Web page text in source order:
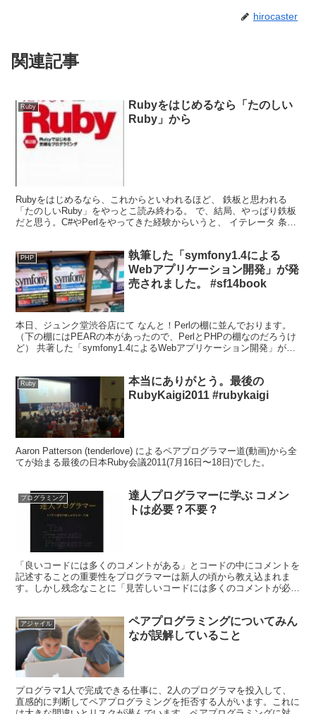
hirocaster
関連記事
Ruby
Rubyをはじめるなら「たのしい
Ruby」から
Rubyをはじめるなら、これからといわれるほど、 鉄板と思われる
「たのしいRuby」をやっとこ読み終わる。 で、結局、やっぱり鉄板
だと思う。C#やPerlをやってきた経験からいうと、 イテレータ 条件
PHP
執筆した「symfony1.4による
Webアプリケーション開発」が発
売されました。 #sf14book
本日、ジュンク堂渋谷店にて なんと！Perlの棚に並んでおります。
（下の棚にはPEARの本があったので、PerlとPHPの棚なのだろうけ
ど） 共著した「symfony1.4によるWebアプリケーション開発」が無
Ruby
本当にありがとう。最後の
RubyKaigi2011 #rubykaigi
Aaron Patterson (tenderlove) による‪ペアプログラマー道‬‏(動画)から全
てが始まる最後の日本Ruby会議2011(7月16日〜18日)でした。
プログラミング
達人プログラマーに学ぶ コメン
トは必要？不要？
「良いコードには多くのコメントがある」とコードの中にコメントを
記述することの重要性をプログラマーは新人の頃から教え込まれま
す。しかし残念なことに「見苦しいコードには多くのコメントが必要
アジャイル
ペアプログラミングについてみん
なが誤解していること
プログラマ1人で完成できる仕事に、2人のプログラマを投入して、
直感的に判断してペアプログラミングを拒否する人がいます。これに